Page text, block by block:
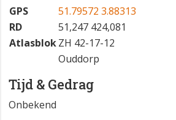
GPS
51.79572 3.88313
RD
51,247 424,081
AtlasblokZH 42-17-12
Ouddorp
Tijd & Gedrag
Onbekend